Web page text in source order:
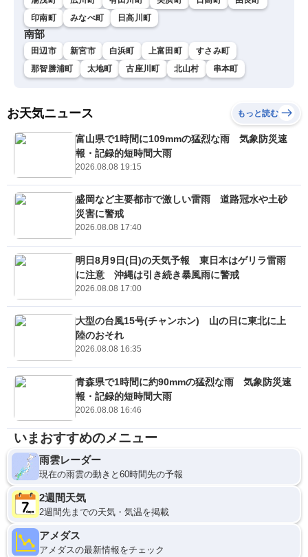
印南町
みなべ町 日高川町
南部
田辺市 新宮市 白浜町 上富田町
すさみ町
那智勝浦町
太地町 古座川町 北山村 串本町
お天気ニュース もっと読む
富山県で1時間に109mmの猛烈な雨 気象防災速
報・記録的短時間大雨
2026.08.08 19:15
盛岡など主要都市で激しい雷雨 道路冠水や土砂
災害に警戒
2026.08.08 17:40
明日8月9日(日)の天気予報 東日本はゲリラ雷雨
に注意 沖縄は引き続き暴風雨に警戒
2026.08.08 17:00
大型の台風15号(チャンホン) 山の日に東北に上
陸のおそれ
2026.08.08 16:35
青森県で1時間に約90mmの猛烈な雨 気象防災速
報・記録的短時間大雨
2026.08.08 16:46
いまおすすめのメニュー
雨雲レーダー
現在の雨雲の動きと60時間先の予報
2週間天気
2週間先までの天気・気温を掲載
アメダス
アメダスの最新情報をチェック